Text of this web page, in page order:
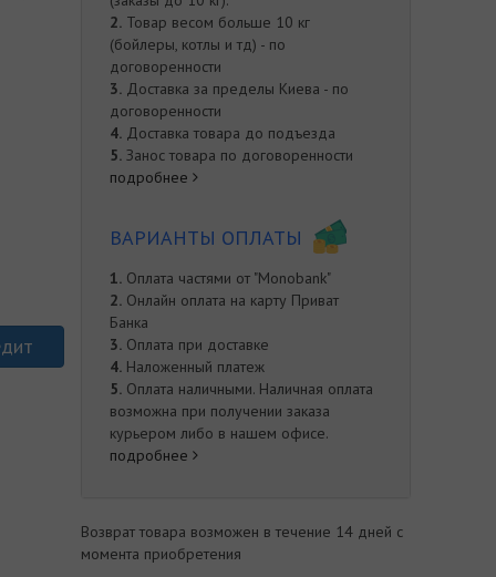
2. Товар весом больше 10 кг
(бойлеры, котлы и тд) - по
договоренности
3. Доставка за пределы Киева - по
договоренности
4. Доставка товара до подъезда
5. Занос товара по договоренности
подробнее
ВАРИАНТЫ ОПЛАТЫ
1. Оплата частями от "Monobank"
2. Онлайн оплата на карту Приват
Банка
3. Оплата при доставке
4. Наложенный платеж
5. Оплата наличными. Наличная оплата
возможна при получении заказа
курьером либо в нашем офисе.
подробнее
Возврат товара возможен в течение 14 дней с
момента приобретения